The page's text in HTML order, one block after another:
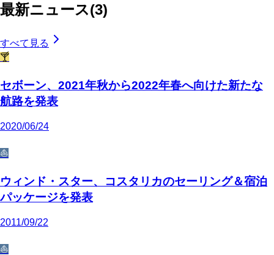
最新ニュース(3)
すべて見る
🍸
セボーン、2021年秋から2022年春へ向けた新たな
航路を発表
2020/06/24
⛵
ウィンド・スター、コスタリカのセーリング＆宿泊
パッケージを発表
2011/09/22
⛵